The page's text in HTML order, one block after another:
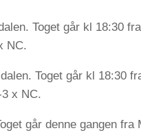
Toget går kl 18:30
NC.
Toget går kl 18:30
x NC.
går denne gangen